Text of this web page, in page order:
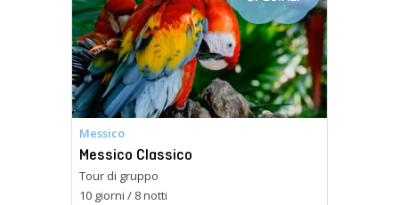
Messico
Messico Classico
Tour di gruppo
10 giorni / 8 notti